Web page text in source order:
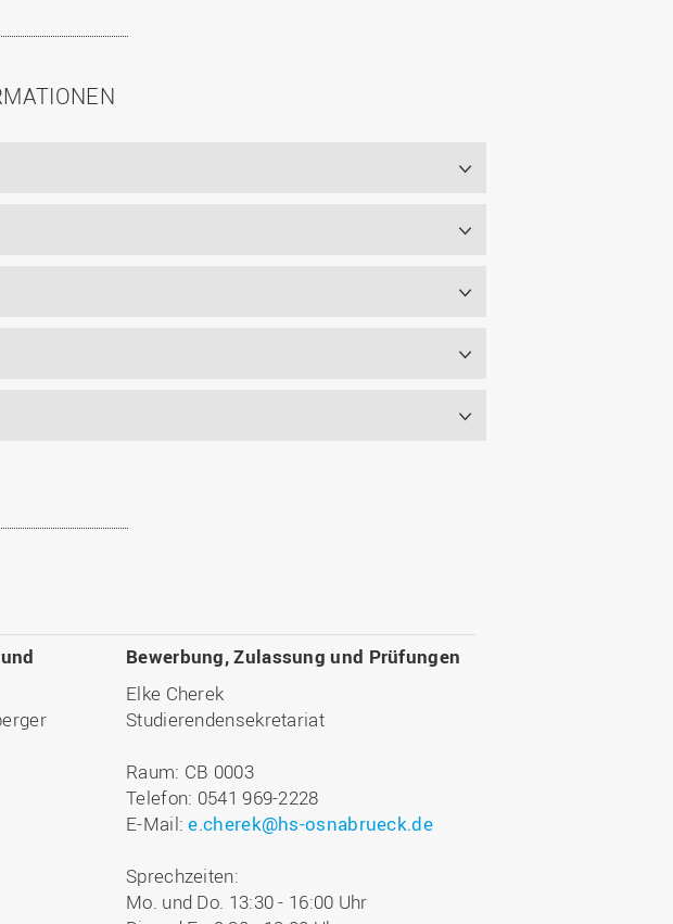
Bewerbung, Zulassung und Prüfungen
Elke Cherek
Studierendensekretariat
Raum: CB 0003
Telefon: 0541 969-2228
E-Mail:e.cherek@hs-osnabrueck.de
Sprechzeiten:
Mo. und Do. 13:30 - 16:00 Uhr